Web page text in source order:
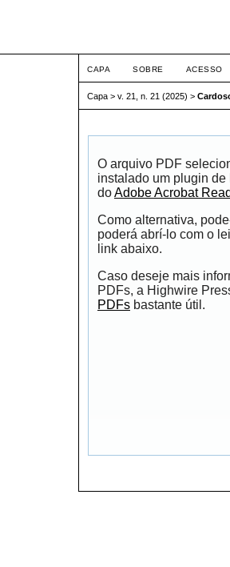
CAPA SOBRE ACESSO
Capa > v. 21, n. 21 (2025) >
O arquivo PDF
instalado um plugin
doAdobe Acrobat
Como alternativa,
poderá abrí-lo com o
link abaixo.
Caso deseje mais
PDFs, a Highwire
PDFs bastante útil.